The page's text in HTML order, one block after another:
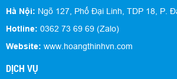
Hà Nội: Ngõ 127, Phố Đại Linh, TDP 18, P.
Hotline: 0362 73 69 69 (Zalo)
Website: www.hoangthinhvn.com
DỊCH VỤ